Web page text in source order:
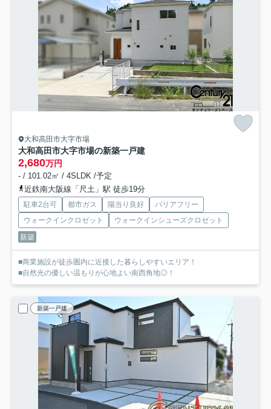
大和高田市大字市場
大和高田市大字市場の新築一戸建
2,680万円
- / 101.02㎡ / 4SLDK /予定
近鉄南大阪線「尺土」駅 徒歩19分
駐車2台可 都市ガス 陽当り良好
バリアフリー
ウォークインクロゼット
ウォークインシューズクロゼット
新築
■商業施設が徒歩圏内に近接した暮らしやすいエリア！
■自然光の優しい温もりが心地よい南西角地◎！
新築一戸建